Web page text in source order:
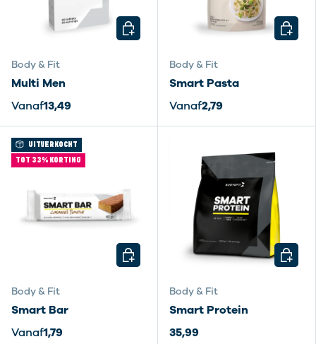
Body & Fit
Multi Men
Vanaf13,49
KIES MOGELIJKHEDEN
Body & Fit
Smart Pasta
Vanaf2,79
KIES
UITVERKOCHT
TOT 33% KORTING
Body & Fit
Smart Bar
Vanaf1,79
KIES MOGELIJKHEDEN
Body & Fit
Smart Protein
35,99
KIES